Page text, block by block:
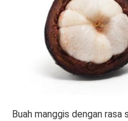
Buah manggis dengan